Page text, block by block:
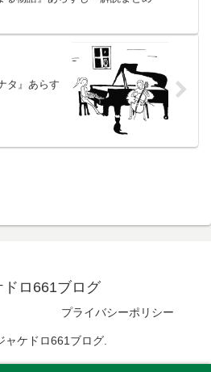
タ』あらす
ドロ661ブログ
プライバシーポリシー
ャケドロ661ブログ.